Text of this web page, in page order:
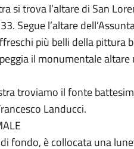
si trova l’altare di San
Segue l’altare
più belli della pittura
il monumentale
troviamo il fonte
Landucci.
fondo, è col­locata una